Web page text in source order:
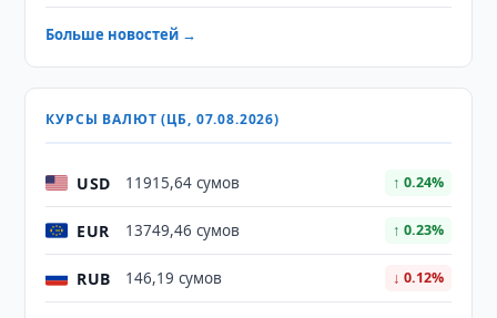
Больше новостей →
КУРСЫ ВАЛЮТ (ЦБ, 07.08.2026)
USD 11915,64 сумов ↑ 0.24%
EUR 13749,46 сумов ↑ 0.23%
RUB 146,19 сумов ↓ 0.12%